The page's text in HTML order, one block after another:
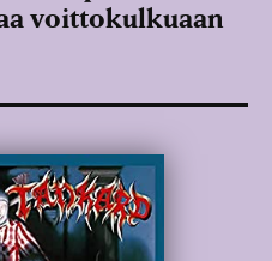
voittokulkuaan